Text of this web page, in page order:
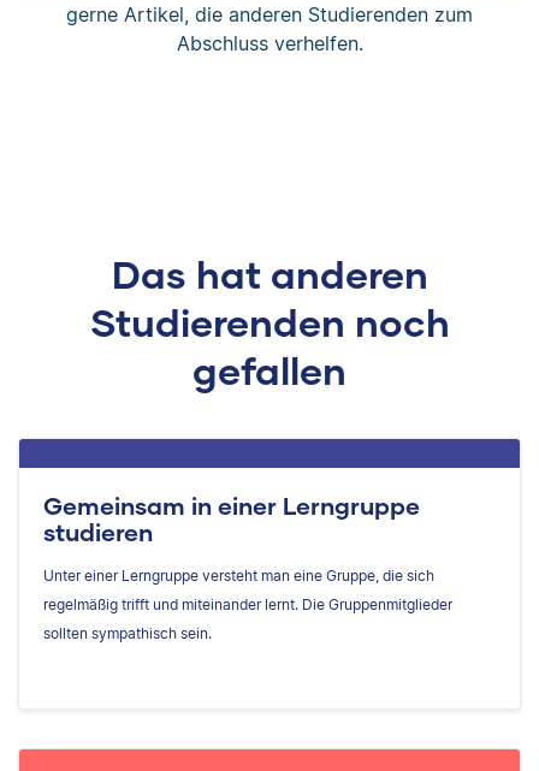
gerne Artikel, die anderen Studierenden zum
Abschluss verhelfen.
Das hat anderen
Studierenden noch
gefallen
Gemeinsam in einer Lerngruppe
studieren
Unter einer Lerngruppe versteht man eine Gruppe, die sich
regelmäßig trifft und miteinander lernt. Die Gruppenmitglieder
sollten sympathisch sein.